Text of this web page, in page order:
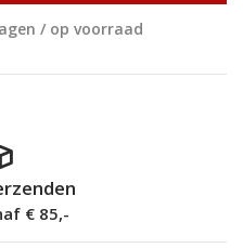
/ op voorraad
€ 85,-